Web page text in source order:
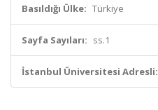
Basıldığı Ülke: Türkiye
Sayfa Sayıları: ss.1
İstanbul Üniversitesi Adresli: